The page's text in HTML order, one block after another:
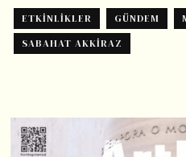
ETKINLIKLER GÜNDEM
SABAHAT AKKIRAZ